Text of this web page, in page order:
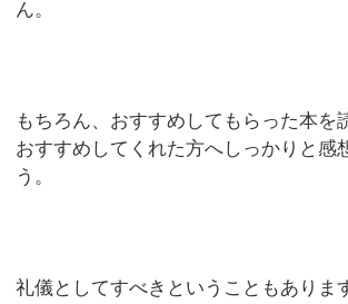
ん。
もちろん、おすすめしてもらった本を
おすすめしてくれた方へしっかりと感
う。
礼儀としてすべきということもありま